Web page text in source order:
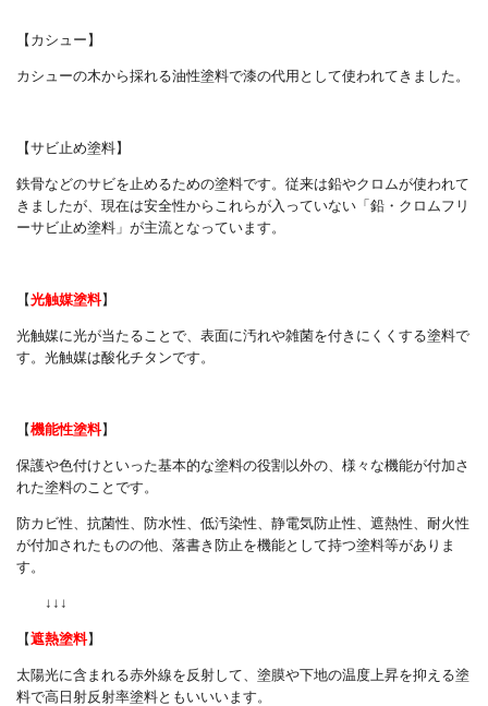
【カシュー】
カシューの木から採れる油性塗料で漆の代用として使われてきました。
【サビ止め塗料】
鉄骨などのサビを止めるための塗料です。従来は鉛やクロムが使われて
きましたが、現在は安全性からこれらが入っていない「鉛・クロムフリ
ーサビ止め塗料」が主流となっています。
【光触媒塗料】
光触媒に光が当たることで、表面に汚れや雑菌を付きにくくする塗料で
す。光触媒は酸化チタンです。
【機能性塗料】
保護や色付けといった基本的な塗料の役割以外の、様々な機能が付加さ
れた塗料のことです。
防カビ性、抗菌性、防水性、低汚染性、静電気防止性、遮熱性、耐火性
が付加されたものの他、落書き防止を機能として持つ塗料等がありま
す。
↓↓↓
【遮熱塗料】
太陽光に含まれる赤外線を反射して、塗膜や下地の温度上昇を抑える塗
料で高日射反射率塗料ともいいいます。